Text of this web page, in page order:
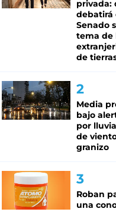
privada:
debatirá
Senado
tema de
de
Media
bajo
por
de
granizo
Roban
una